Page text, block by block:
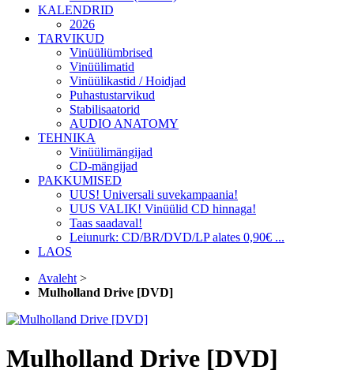
KALENDRID
2026
TARVIKUD
Vinüüliümbrised
Vinüülimatid
Vinüülikastid / Hoidjad
Puhastustarvikud
Stabilisaatorid
AUDIO ANATOMY
TEHNIKA
Vinüülimängijad
CD-mängijad
PAKKUMISED
UUS! Universali suvekampaania!
UUS VALIK! Vinüülid CD hinnaga!
Taas saadaval!
Leiunurk: CD/BR/DVD/LP alates 0,90€ ...
LAOS
Avaleht >
Mulholland Drive [DVD]
Mulholland Drive [DVD]